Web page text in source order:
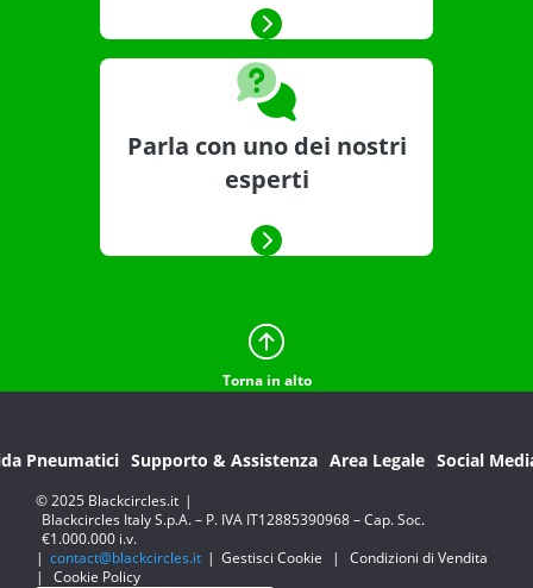
Parla con uno dei nostri
esperti
Torna in alto
Pneumatici Supporto & Assistenza Area Legale Social
© 2025 Blackcircles.it |
Blackcircles Italy S.p.A. – P. IVA IT12885390968 – Cap. Soc.
€1.000.000 i.v.
| contact@blackcircles.it | Gestisci Cookie |
Condizioni di Vendita
|
Cookie Policy